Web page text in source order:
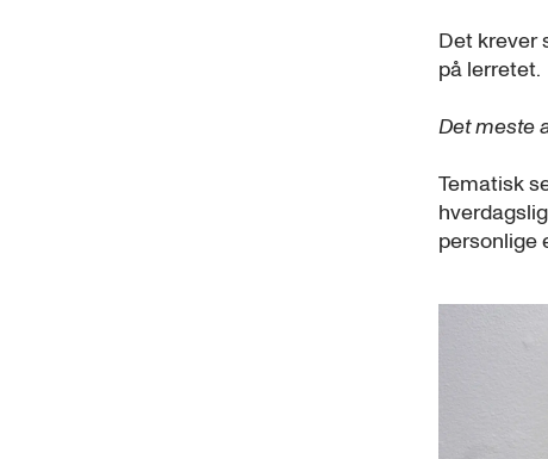
Det krever
på lerretet.
Det meste
Tematisk
personlige